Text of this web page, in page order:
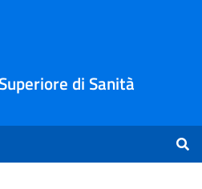
di Sanità